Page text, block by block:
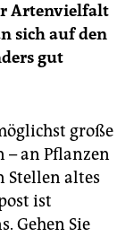
Artenvielfalt
sich auf den
gut
große
an Pflanzen
Stellen altes
ist
Gehen Sie